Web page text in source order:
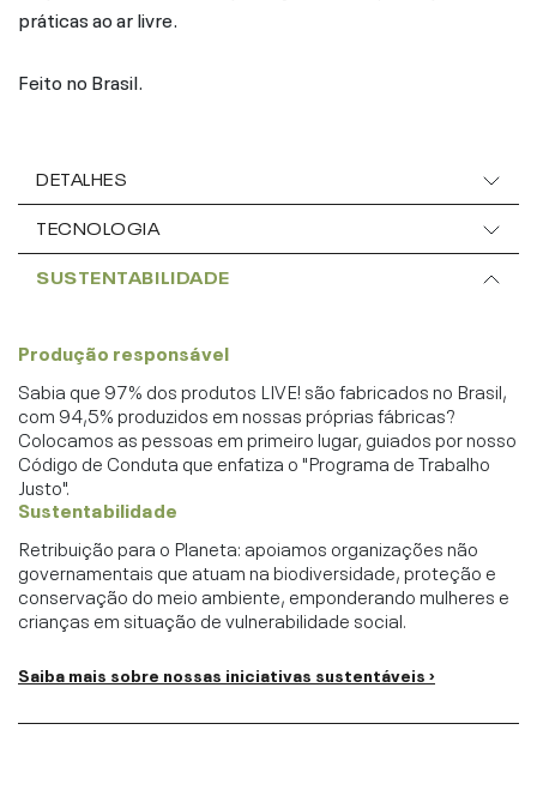
práticas ao ar livre.
Feito no Brasil.
DETALHES
TECNOLOGIA
SUSTENTABILIDADE
Produção responsável
Sabia que 97% dos produtos LIVE! são fabricados no Brasil,
com 94,5% produzidos em nossas próprias fábricas?
Colocamos as pessoas em primeiro lugar, guiados por nosso
Código de Conduta que enfatiza o "Programa de Trabalho
Justo".
Sustentabilidade
Retribuição para o Planeta: apoiamos organizações não
governamentais que atuam na biodiversidade, proteção e
conservação do meio ambiente, emponderando mulheres e
crianças em situação de vulnerabilidade social.
Saiba mais sobre nossas iniciativas sustentáveis ›